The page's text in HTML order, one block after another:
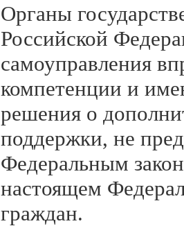
Органы
Российской
самоуправления
компетенции и
решения о
поддержки, не
Федеральным
настоящем
граждан.